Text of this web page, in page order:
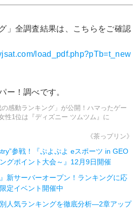
」全調査結果は、こちらをご確認
load_pdf.php?pTb=t_new
ー！調べです。
感動ランキング」が公開！ハマったゲー
性1位は『ディズニー ツムツム』に
《茶っプリン》
参戦！『ぷよぷよ eスポーツ in GEO
グポイント大会～』12月9日開催
新サーバーオープン！ランキングに応
定イベント開催中
別人気ランキングを徹底分析―2章アップ